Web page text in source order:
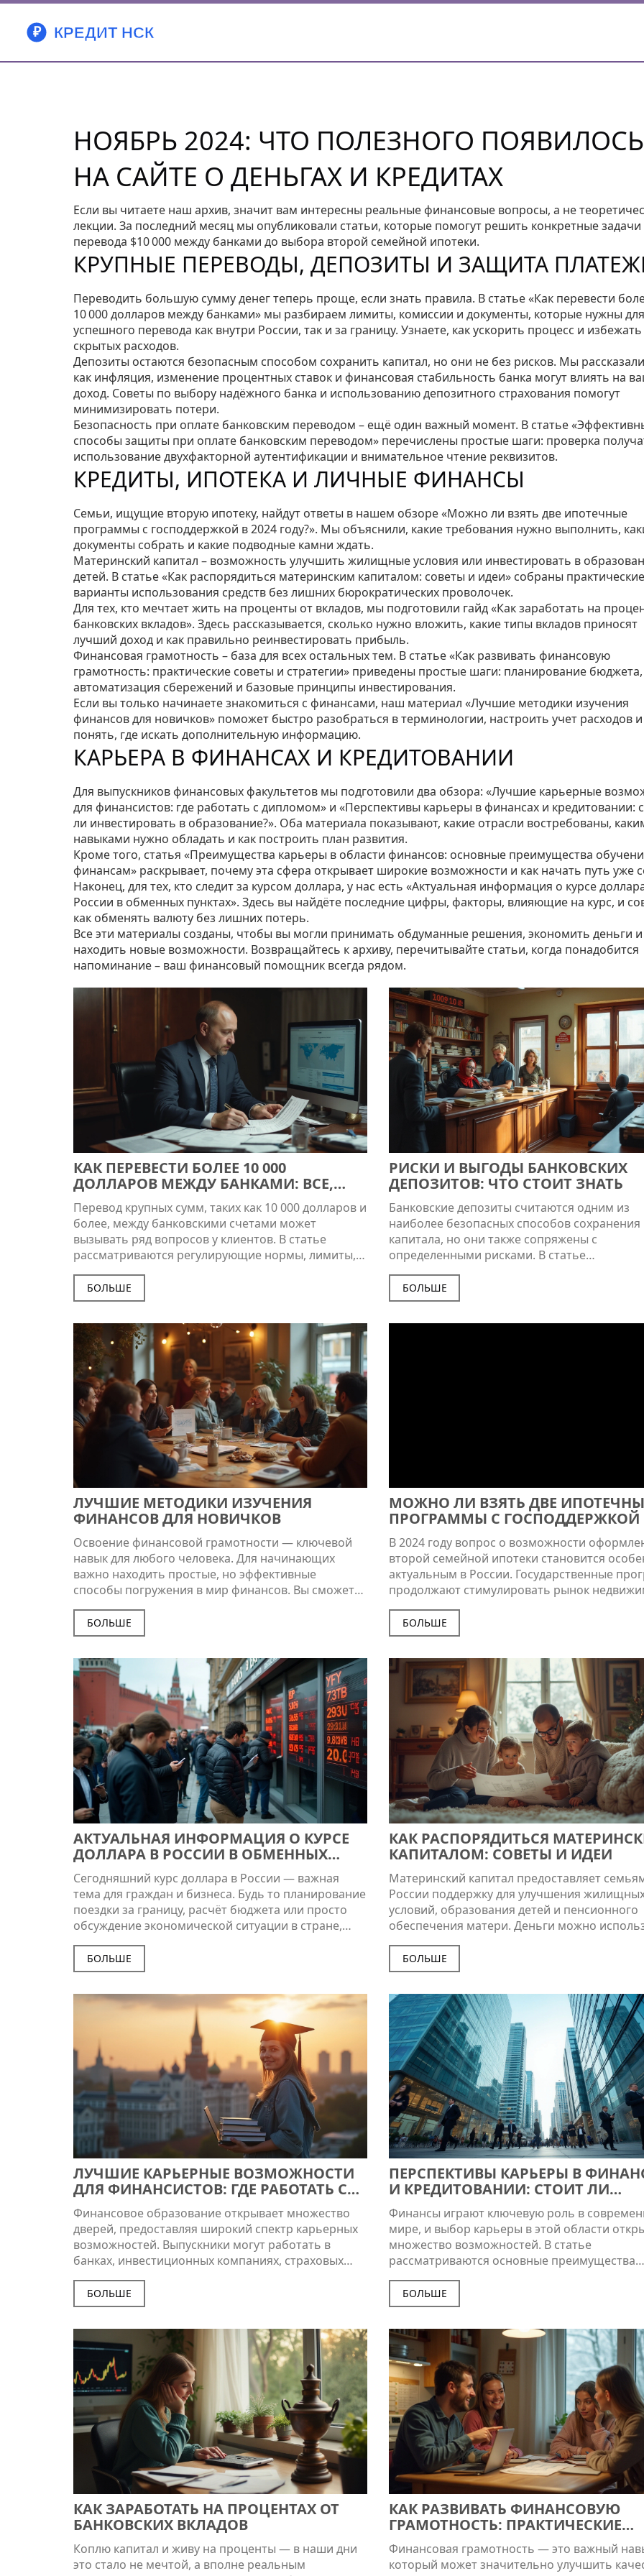
НОЯБРЬ 2024: ЧТО ПОЛЕЗНОГО ПОЯВИЛОСЬ
НА САЙТЕ О ДЕНЬГАХ И КРЕДИТАХ
Если вы читаете наш архив, значит вам интересны реальные финансовые вопросы, а не
лекции. За последний месяц мы опубликовали статьи, которые помогут решить конкретные задачи
перевода $10 000 между банками до выбора второй семейной ипотеки.
КРУПНЫЕ ПЕРЕВОДЫ, ДЕПОЗИТЫ И ЗАЩИТА
Переводить большую сумму денег теперь проще, если знать правила. В статье «Как перевести
10 000 долларов между банками» мы разбираем лимиты, комиссии и документы, которые нужны для
успешного перевода как внутри России, так и за границу. Узнаете, как ускорить процесс и избежать
скрытых расходов.
Депозиты остаются безопасным способом сохранить капитал, но они не без рисков. Мы
как инфляция, изменение процентных ставок и финансовая стабильность банка могут влиять на
доход. Советы по выбору надёжного банка и использованию депозитного страхования помогут
минимизировать потери.
Безопасность при оплате банковским переводом – ещё один важный момент. В статье
способы защиты при оплате банковским переводом» перечислены простые шаги: проверка
использование двухфакторной аутентификации и внимательное чтение реквизитов.
КРЕДИТЫ, ИПОТЕКА И ЛИЧНЫЕ ФИНАНСЫ
Семьи, ищущие вторую ипотеку, найдут ответы в нашем обзоре «Можно ли взять две ипотечные
программы с господдержкой в 2024 году?». Мы объяснили, какие требования нужно выполнить,
документы собрать и какие подводные камни ждать.
Материнский капитал – возможность улучшить жилищные условия или инвестировать в
детей. В статье «Как распорядиться материнским капиталом: советы и идеи» собраны практические
варианты использования средств без лишних бюрократических проволочек.
Для тех, кто мечтает жить на проценты от вкладов, мы подготовили гайд «Как заработать на
банковских вкладов». Здесь рассказывается, сколько нужно вложить, какие типы вкладов приносят
лучший доход и как правильно реинвестировать прибыль.
Финансовая грамотность – база для всех остальных тем. В статье «Как развивать финансовую
грамотность: практические советы и стратегии» приведены простые шаги: планирование бюджета,
автоматизация сбережений и базовые принципы инвестирования.
Если вы только начинаете знакомиться с финансами, наш материал «Лучшие методики изучения
финансов для новичков» поможет быстро разобраться в терминологии, настроить учет расходов и
понять, где искать дополнительную информацию.
КАРЬЕРА В ФИНАНСАХ И КРЕДИТОВАНИИ
Для выпускников финансовых факультетов мы подготовили два обзора: «Лучшие карьерные
для финансистов: где работать с дипломом» и «Перспективы карьеры в финансах и кредитовании:
ли инвестировать в образование?». Оба материала показывают, какие отрасли востребованы,
навыками нужно обладать и как построить план развития.
Кроме того, статья «Преимущества карьеры в области финансов: основные преимущества
финансам» раскрывает, почему эта сфера открывает широкие возможности и как начать путь уже
Наконец, для тех, кто следит за курсом доллара, у нас есть «Актуальная информация о курсе
России в обменных пунктах». Здесь вы найдёте последние цифры, факторы, влияющие на курс, и
как обменять валюту без лишних потерь.
Все эти материалы созданы, чтобы вы могли принимать обдуманные решения, экономить деньги и
находить новые возможности. Возвращайтесь к архиву, перечитывайте статьи, когда понадобится
напоминание – ваш финансовый помощник всегда рядом.
КАК ПЕРЕВЕСТИ БОЛЕЕ 10 000
ДОЛЛАРОВ МЕЖДУ БАНКАМИ: ВСЕ,
ЧТО НУЖНО ЗНАТЬ
Перевод крупных сумм, таких как 10 000 долларов и
более, между банковскими счетами может
вызывать ряд вопросов у клиентов. В статье
рассматриваются регулирующие нормы, лимиты,
возможные комиссии и необходимые документы
для успешного перевода такой суммы. Также
обсуждаются особенности международных
для предотвращения задержек и скрытых
расходов. Содержание будет полезно для всех, кто
сталкивается с необходимостью перевода
значительной суммы как в пределах страны, так и
за границу.
БОЛЬШЕ
РИСКИ И ВЫГОДЫ БАНКОВСКИХ
ДЕПОЗИТОВ: ЧТО СТОИТ ЗНАТЬ
Банковские депозиты считаются одним из
наиболее безопасных способов сохранения
капитала, но они также сопряжены с
определенными рисками. В статье
рассматриваются основные риски, включая
инфляцию, процентные изменения и
банка, а также предлагаются советы по
БОЛЬШЕ
ЛУЧШИЕ МЕТОДИКИ ИЗУЧЕНИЯ
ФИНАНСОВ ДЛЯ НОВИЧКОВ
Освоение финансовой грамотности — ключевой
навык для любого человека. Для начинающих
важно находить простые, но эффективные
способы погружения в мир финансов. Вы сможете
научиться ставить бюджет, следить за тратами и
инвестициями, а также разбираться в основах
экономики. Советы в этой статье помогут
знаний.
БОЛЬШЕ
МОЖНО ЛИ ВЗЯТЬ ДВЕ
ПРОГРАММЫ С ГОСПОДДЕРЖКОЙ
2024 ГОДУ?
В 2024 году вопрос о возможности
второй семейной ипотеки становится
актуальным в России. Государственные
продолжают стимулировать рынок
предлагая выгодные условия для семейных
заемщиков. Однако требования и правила
изменяются, и понимание нюансов может
условия нужно выполнить для получения
ипотечной программы и какие подводные
могут ожидать заемщиков.
БОЛЬШЕ
АКТУАЛЬНАЯ ИНФОРМАЦИЯ О КУРСЕ
ДОЛЛАРА В РОССИИ В ОБМЕННЫХ
ПУНКТАХ
Сегодняшний курс доллара в России — важная
тема для граждан и бизнеса. Будь то планирование
поездки за границу, расчёт бюджета или просто
обсуждение экономической ситуации в стране,
знание курса валюты играет ключевую роль. Эта
статья предлагает информацию о текущем курсе
доллара в обменных пунктах, факторы, влияющие
минимальными потерями.
БОЛЬШЕ
КАК РАСПОРЯДИТЬСЯ
КАПИТАЛОМ: СОВЕТЫ И ИДЕИ
Материнский капитал предоставляет
России поддержку для улучшения
условий, образования детей и пенсионного
обеспечения матери. Деньги можно
на покупку или строительство жилья, оплату
обучения ребенка и улучшение качества
Основной фокус программы — помочь
роста детей. В нашей статье мы обсуждаем
доступные варианты использования
актуальные на сегодняшний день.
БОЛЬШЕ
ЛУЧШИЕ КАРЬЕРНЫЕ ВОЗМОЖНОСТИ
ДЛЯ ФИНАНСИСТОВ: ГДЕ РАБОТАТЬ С
ДИПЛОМОМ
Финансовое образование открывает множество
дверей, предоставляя широкий спектр карьерных
возможностей. Выпускники могут работать в
банках, инвестиционных компаниях, страховых
организациях или консалтинговых фирмах. Чтобы
сделать правильный выбор, важно учитывать
личные интересы и сильные стороны, а также
области. Анализ трудового рынка и понимание,
какие навыки востребованы, помогут повысить
шансы на успешную карьеру. В статье
обсуждаются советы и интересные факты о том,
где можно применить знания, полученные на
финансовом факультете.
БОЛЬШЕ
ПЕРСПЕКТИВЫ КАРЬЕРЫ В
И КРЕДИТОВАНИИ: СТОИТ ЛИ
ИНВЕСТИРОВАТЬ В ОБРАЗОВАНИЕ?
Финансы играют ключевую роль в
мире, и выбор карьеры в этой области
множество возможностей. В статье
рассматриваются основные преимущества
изучения финансов и кредитования,
карьерные пути и востребованные навыки.
обсуждаются изменения на рынке труда и
внимание актуальным трендам и новым
с которыми сталкиваются специалисты по
финансам.
БОЛЬШЕ
КАК ЗАРАБОТАТЬ НА ПРОЦЕНТАХ ОТ
БАНКОВСКИХ ВКЛАДОВ
Коплю капитал и живу на проценты — в наши дни
это стало не мечтой, а вполне реальным
КАК РАЗВИВАТЬ ФИНАНСОВУЮ
ГРАМОТНОСТЬ: ПРАКТИЧЕСКИЕ
СОВЕТЫ И СТРАТЕГИИ
Финансовая грамотность — это важный
который может значительно улучшить